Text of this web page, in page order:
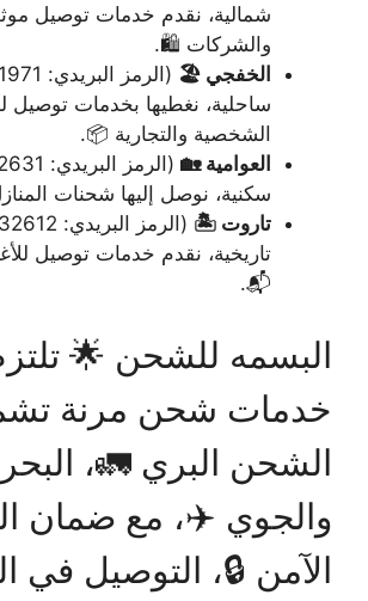
شمالية، نقدم خدمات توصيل
والشركات 🛍️.
الخفجي 🏖️
ساحلية، نغطيها بخدمات توصيل
الشخصية والتجارية 📦.
العوامية 🏡
سكنية، نوصل إليها شحنات
تاروت 🏝️
تاريخية، نقدم خدمات توصيل
📬.
البسمه للشحن 🌟
خدمات شحن مرنة
الشحن البري 🚛،
والجوي ✈️، مع ضمان
الآمن 🔒، التوصيل في